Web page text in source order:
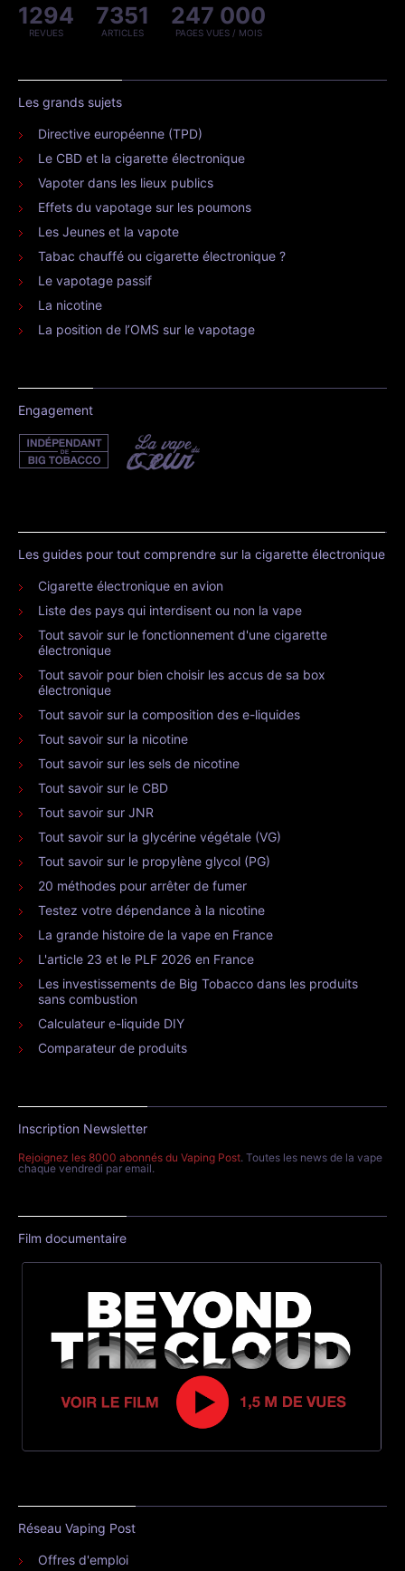
1294
REVUES
7351
ARTICLES
247 000
PAGES VUES / MOIS
Les grands sujets
Directive européenne (TPD)
Le CBD et la cigarette électronique
Vapoter dans les lieux publics
Effets du vapotage sur les poumons
Les Jeunes et la vapote
Tabac chauffé ou cigarette électronique ?
Le vapotage passif
La nicotine
La position de l’OMS sur le vapotage
Engagement
Les guides pour tout comprendre sur la cigarette électronique
Cigarette électronique en avion
Liste des pays qui interdisent ou non la vape
Tout savoir sur le fonctionnement d'une cigarette
électronique
Tout savoir pour bien choisir les accus de sa box
électronique
Tout savoir sur la composition des e-liquides
Tout savoir sur la nicotine
Tout savoir sur les sels de nicotine
Tout savoir sur le CBD
Tout savoir sur JNR
Tout savoir sur la glycérine végétale (VG)
Tout savoir sur le propylène glycol (PG)
20 méthodes pour arrêter de fumer
Testez votre dépendance à la nicotine
La grande histoire de la vape en France
L'article 23 et le PLF 2026 en France
Les investissements de Big Tobacco dans les produits
sans combustion
Calculateur e-liquide DIY
Comparateur de produits
Inscription Newsletter
Rejoignez les 8000 abonnés du Vaping Post. Toutes les news de la vape
chaque vendredi par email.
Film documentaire
Réseau Vaping Post
Offres d'emploi